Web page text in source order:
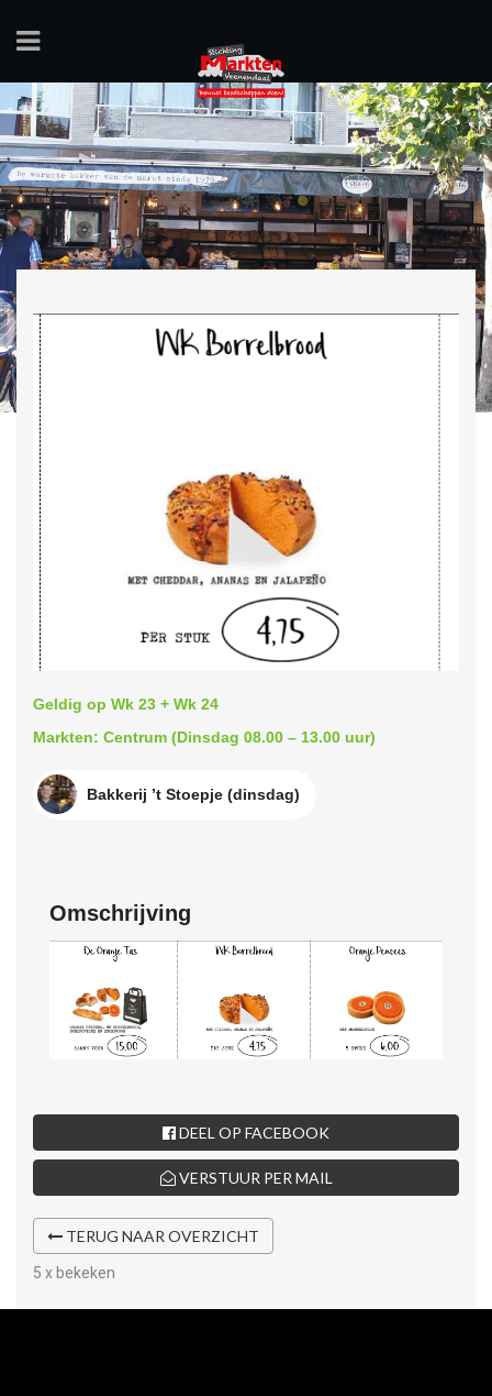
Geldig op Wk 23 + Wk 24
Markten: Centrum (Dinsdag 08.00 – 13.00 uur)
Bakkerij ’t Stoepje (dinsdag)
Omschrijving
DEEL OP FACEBOOK
VERSTUUR PER MAIL
TERUG NAAR OVERZICHT
5 x bekeken